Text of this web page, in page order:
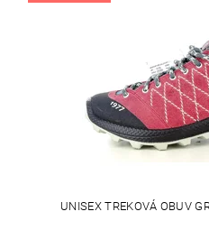
UNISEX TREKOVÁ OBUV